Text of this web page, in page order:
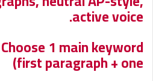
active voice.
1 main keyword
(first paragraph + one